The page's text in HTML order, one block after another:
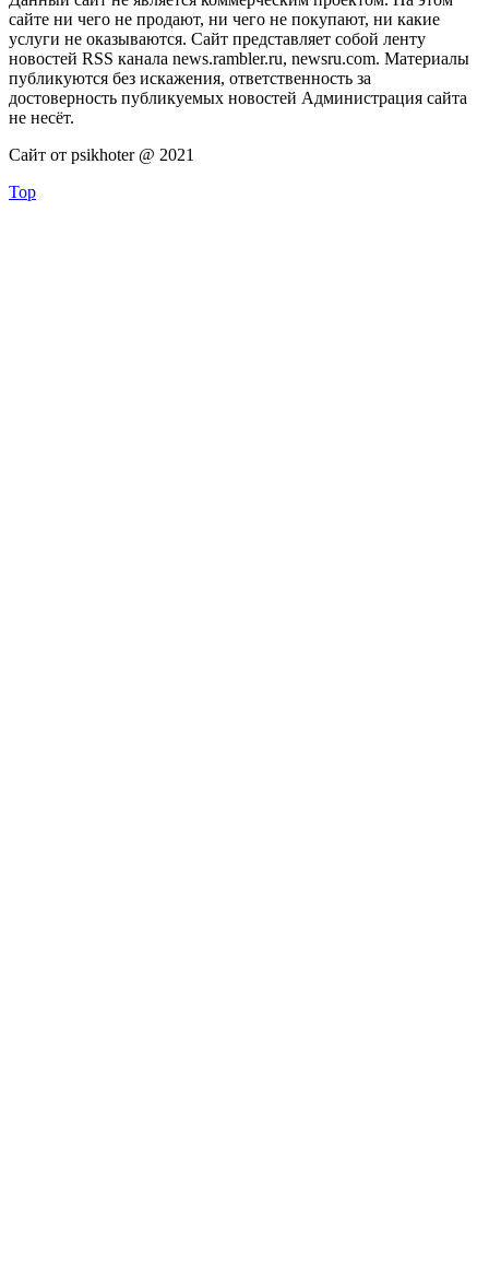
сайте ни чего не продают, ни чего не покупают, ни какие
услуги не оказываются. Сайт представляет собой ленту
новостей RSS канала news.rambler.ru, newsru.com. Материалы
публикуются без искажения, ответственность за
достоверность публикуемых новостей Администрация сайта
не несёт.
Сайт от psikhoter @ 2021
Top